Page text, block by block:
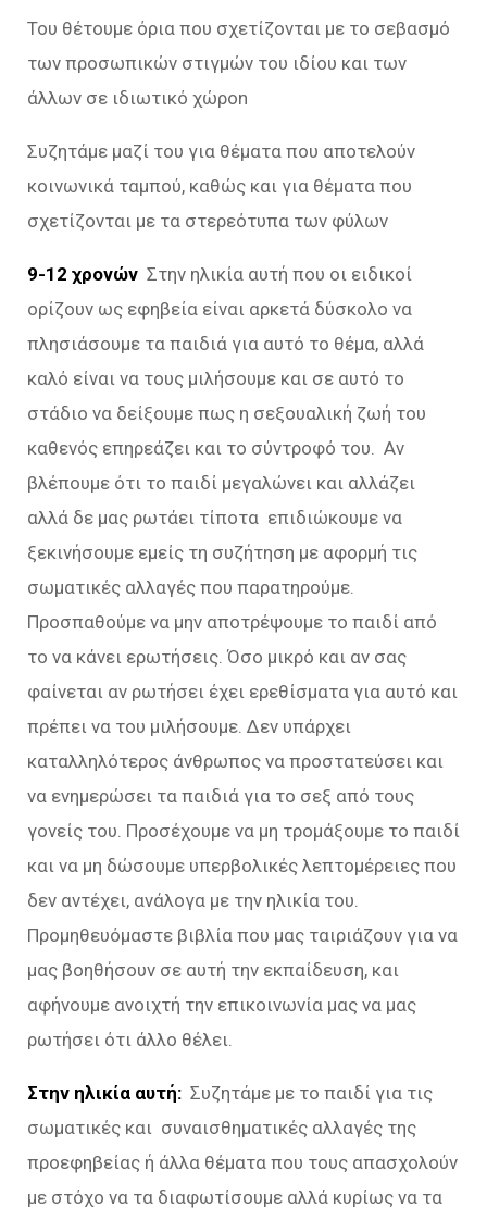
Του θέτουμε όρια που σχετίζονται με το σεβασμό
των προσωπικών στιγμών του ιδίου και των
άλλων σε ιδιωτικό χώροn
Συζητάμε μαζί του για θέματα που αποτελούν
κοινωνικά ταμπού, καθώς και για θέματα που
σχετίζονται με τα στερεότυπα των φύλων
9-12 χρονών Στην ηλικία αυτή που οι ειδικοί
ορίζουν ως εφηβεία είναι αρκετά δύσκολο να
πλησιάσουμε τα παιδιά για αυτό το θέμα, αλλά
καλό είναι να τους μιλήσουμε και σε αυτό το
στάδιο να δείξουμε πως η σεξουαλική ζωή του
καθενός επηρεάζει και το σύντροφό του. Αν
βλέπουμε ότι το παιδί μεγαλώνει και αλλάζει
αλλά δε μας ρωτάει τίποτα επιδιώκουμε να
ξεκινήσουμε εμείς τη συζήτηση με αφορμή τις
σωματικές αλλαγές που παρατηρούμε.
Προσπαθούμε να μην αποτρέψουμε το παιδί από
το να κάνει ερωτήσεις. Όσο μικρό και αν σας
φαίνεται αν ρωτήσει έχει ερεθίσματα για αυτό και
πρέπει να του μιλήσουμε. Δεν υπάρχει
καταλληλότερος άνθρωπος να προστατεύσει και
να ενημερώσει τα παιδιά για το σεξ από τους
γονείς του. Προσέχουμε να μη τρομάξουμε το παιδί
και να μη δώσουμε υπερβολικές λεπτομέρειες που
δεν αντέχει, ανάλογα με την ηλικία του.
Προμηθευόμαστε βιβλία που μας ταιριάζουν για να
μας βοηθήσουν σε αυτή την εκπαίδευση, και
αφήνουμε ανοιχτή την επικοινωνία μας να μας
ρωτήσει ότι άλλο θέλει.
Στην ηλικία αυτή: Συζητάμε με το παιδί για τις
σωματικές και συναισθηματικές αλλαγές της
προεφηβείας ή άλλα θέματα που τους απασχολούν
με στόχο να τα διαφωτίσουμε αλλά κυρίως να τα